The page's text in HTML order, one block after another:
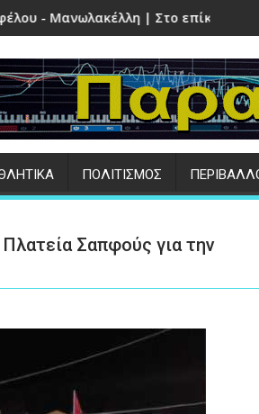
επίκεντρο το παλιό Κολυμβητήριο
Επιτυχημένες οι
ΠΟΛΙΤΙΣΜΟΣ
Σαπφούς για την